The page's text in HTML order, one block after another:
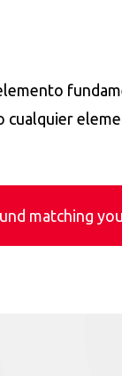
cualquier
matching